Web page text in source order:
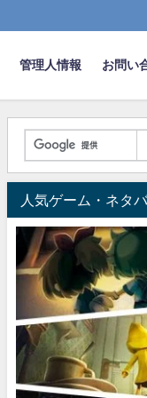
管理人情報 お問い
人気ゲーム・ネタ